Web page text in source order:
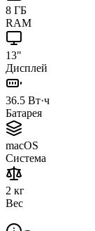
8 ГБ
RAM
13"
Дисплей
36.5 Вт·ч
Батарея
macOS
Система
2 кг
Вес